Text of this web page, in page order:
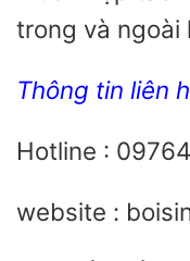
trong và ngoài
Thông tin liên
Hotline :
website :